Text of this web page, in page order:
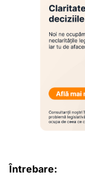
Întrebare: